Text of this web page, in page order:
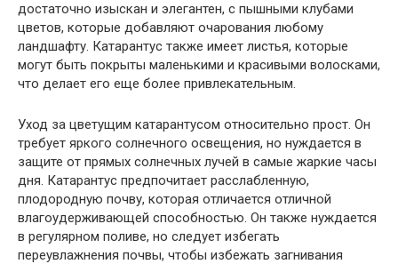
достаточно изыскан и элегантен, с пышными клубами
цветов, которые добавляют очарования любому
ландшафту. Катарантус также имеет листья, которые
могут быть покрыты маленькими и красивыми волосками,
что делает его еще более привлекательным.
Уход за цветущим катарантусом относительно прост. Он
требует яркого солнечного освещения, но нуждается в
защите от прямых солнечных лучей в самые жаркие часы
дня. Катарантус предпочитает расслабленную,
плодородную почву, которая отличается отличной
влагоудерживающей способностью. Он также нуждается
в регулярном поливе, но следует избегать
переувлажнения почвы, чтобы избежать загнивания